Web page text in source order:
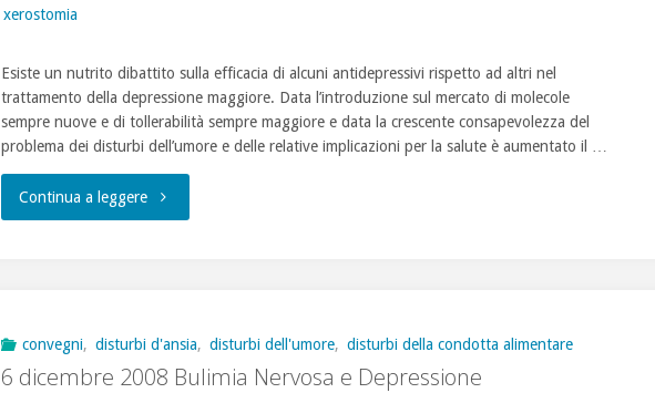
xerostomia
Esiste un nutrito dibattito sulla efficacia di alcuni antidepressivi rispetto ad altri nel
trattamento della depressione maggiore. Data l’introduzione sul mercato di molecole
sempre nuove e di tollerabilità sempre maggiore e data la crescente consapevolezza del
problema dei disturbi dell’umore e delle relative implicazioni per la salute è aumentato il …
Continua a leggere"Gli
come…"
convegni, disturbi d'ansia, disturbi dell'umore, disturbi della condotta alimentare
6 dicembre 2008 Bulimia Nervosa e Depressione